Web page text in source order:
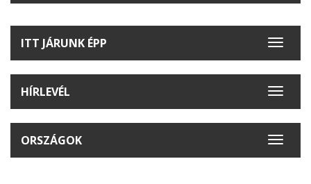
Toggle
ITT JÁRUNK ÉPP
Toggle
HÍRLEVÉL
Toggle
ORSZÁGOK